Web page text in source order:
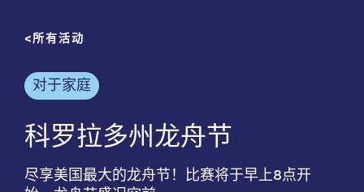
所有活动
对于家庭
科罗拉多州龙舟节
尽享美国最大的龙舟节！比赛将于早上8点开